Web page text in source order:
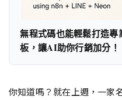
無程式碼也能輕鬆打造
板，讓AI助你行銷加分！
你知道嗎？就在上週，一家